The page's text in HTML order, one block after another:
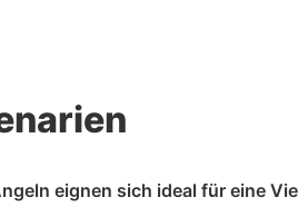
eignen sich ideal für eine